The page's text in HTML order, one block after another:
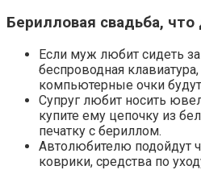
Берилловая свадьба,
Если муж любит сидеть
беспроводная
компьютерные очки
Супруг любит носить
купите ему цепочку из
печатку с бериллом.
Автолюбителю подойдут
коврики, средства по